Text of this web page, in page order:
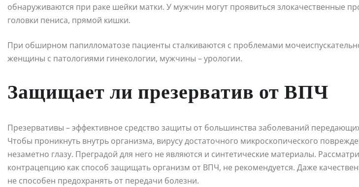
обнаруживаются при раке шейки матки. У мужчин могут проявиться злокачественные
головки пениса, прямой кишки.
При обширном папилломатозе пациенты сталкиваются с проблемами
женщины с патологиями гинекологии, мужчины – урологии.
Защищает ли презерватив от ВПЧ
Презервативы – эффективное средство защиты от большинства заболеваний
Чтобы проникнуть внутрь организма, вирусу достаточного микроскопического
незаметно глазу. Преградой для него не являются и синтетические материалы.
контрацепцию как способ защищать организм от ВПЧ, не рекомендуется. Даже
не способен предохранять от передачи болезни.